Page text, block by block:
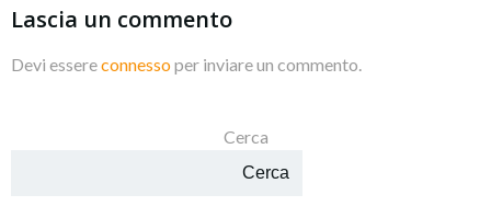
Lascia un commento
Devi essereconnessoper inviare un commento.
Cerca
Cerca